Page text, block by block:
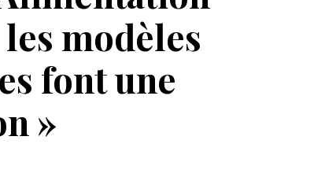
modèles
font une
»